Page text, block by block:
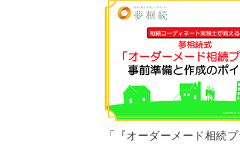
「『オーダーメード相続